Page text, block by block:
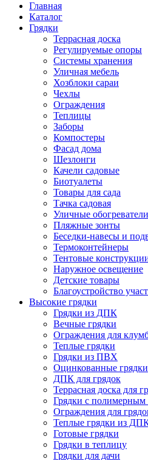
Главная
Каталог
Грядки
Террасная доска
Регулируемые опоры
Системы хранения
Уличная мебель
Хозблоки сараи
Чехлы
Ограждения
Теплицы
Заборы
Компостеры
Фасад дома
Шезлонги
Качели садовые
Биотуалеты
Товары для сада
Тачка садовая
Уличные обогреватели
Пляжные зонты
Беседки-навесы и
Термоконтейнеры
Тентовые
Наружное освещение
Детские товары
Благоустройство
Высокие грядки
Грядки из ДПК
Вечные грядки
Ограждения для
Теплые грядки
Грядки из ПВХ
Оцинкованные грядки
ДПК для грядок
Террасная доска для
Грядки с
Ограждения для
Теплые грядки из
Готовые грядки
Грядки в теплицу
Грядки для дачи